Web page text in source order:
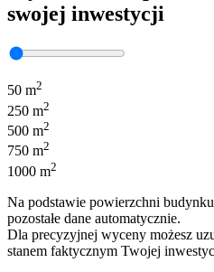
swojej inwestycji
50 m2
250 m2
500 m2
750 m2
1000 m2
Na podstawie powierzchni
pozostałe dane automatycznie.
Dla precyzyjnej wyceny możesz
stanem faktycznym Twojej